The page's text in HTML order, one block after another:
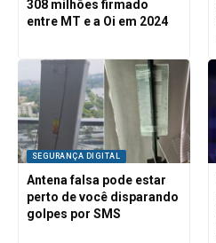
308 milhões firmado
entre MT e a Oi em 2024
SEGURANÇA DIGITAL
Antena falsa pode estar
perto de você disparando
golpes por SMS